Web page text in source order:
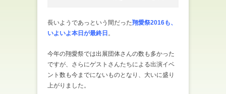
長いようであっという間だった翔愛祭2016も、
いよいよ本日が最終日 。
今年の翔愛祭では出展団体さんの数も多かった
ですが、さらにゲストさんたちによる出演イベ
ント数も今までにないものとなり、大いに盛り
上がりました。